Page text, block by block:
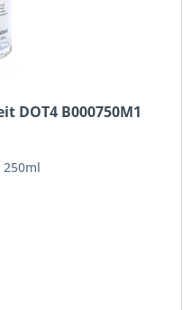
DOT4 B000750M1